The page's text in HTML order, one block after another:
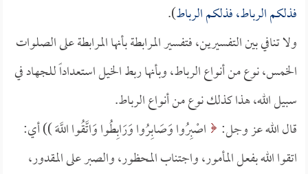
فذلكم الرباط، فذلكم الرباط).
ولا تنافي بين التفسيرين، فتفسير المرابطة بأنها المرابطة على الصلوات
الخمس، نوع من أنواع الرباط، وبأنها ربط الخيل استعداداً للجهاد في
سبيل الله، هذا كذلك نوع من أنواع الرباط.
قال الله عز وجل:
اصْبِرُوا وَصَابِرُوا وَرَابِطُوا وَاتَّقُوا اللَّهَ )) أي:
اتقوا الله بفعل المأمور، واجتناب المحظور، والصبر على المقدور،